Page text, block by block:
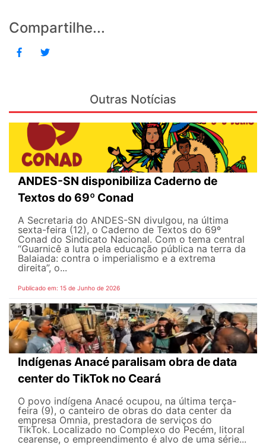
Compartilhe...
Outras Notícias
ANDES-SN disponibiliza Caderno de
Textos do 69º Conad
A Secretaria do ANDES-SN divulgou, na última
sexta-feira (12), o Caderno de Textos do 69º
Conad do Sindicato Nacional. Com o tema central
“Guarnicê a luta pela educação pública na terra da
Balaiada: contra o imperialismo e a extrema
direita”, o...
Publicado em: 15 de Junho de 2026
Indígenas Anacé paralisam obra de data
center do TikTok no Ceará
O povo indígena Anacé ocupou, na última terça-
feira (9), o canteiro de obras do data center da
empresa Omnia, prestadora de serviços do
TikTok. Localizado no Complexo do Pecém, litoral
cearense, o empreendimento é alvo de uma série...